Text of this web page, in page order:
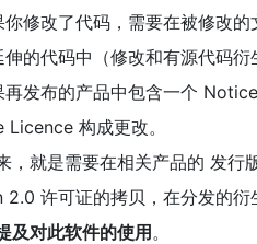
修改了代码，需要在被修改的
伸的代码中（修改和有源代码
再发布的产品中包含一个
Licence 构成更改。
，就是需要在相关产品的 发
2.0 许可证的拷贝，在分发的衍
及对此软件的使用 。